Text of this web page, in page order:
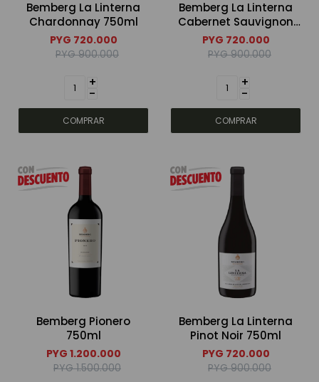
Bemberg La Linterna
Chardonnay 750ml
PYG 720.000
PYG 900.000
+
-
Bemberg La Linterna
Cabernet Sauvignon
750ml
PYG 720.000
PYG 900.000
+
-
Bemberg Pionero
750ml
PYG 1.200.000
PYG 1.500.000
Bemberg La Linterna
Pinot Noir 750ml
PYG 720.000
PYG 900.000
Bebidas sin alcohol
Alimentos
Limpieza del hogar
Accesorios y regalos
Cuidado personal
Promociones